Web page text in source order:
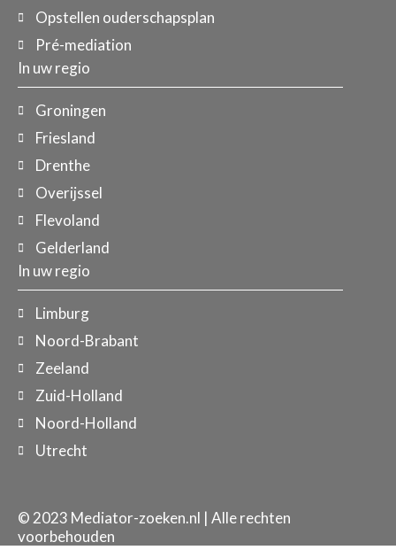
Opstellen ouderschapsplan
Pré-mediation
In uw regio
Groningen
Friesland
Drenthe
Overijssel
Flevoland
Gelderland
In uw regio
Limburg
Noord-Brabant
Zeeland
Zuid-Holland
Noord-Holland
Utrecht
© 2023 Mediator-zoeken.nl | Alle rechten
voorbehouden